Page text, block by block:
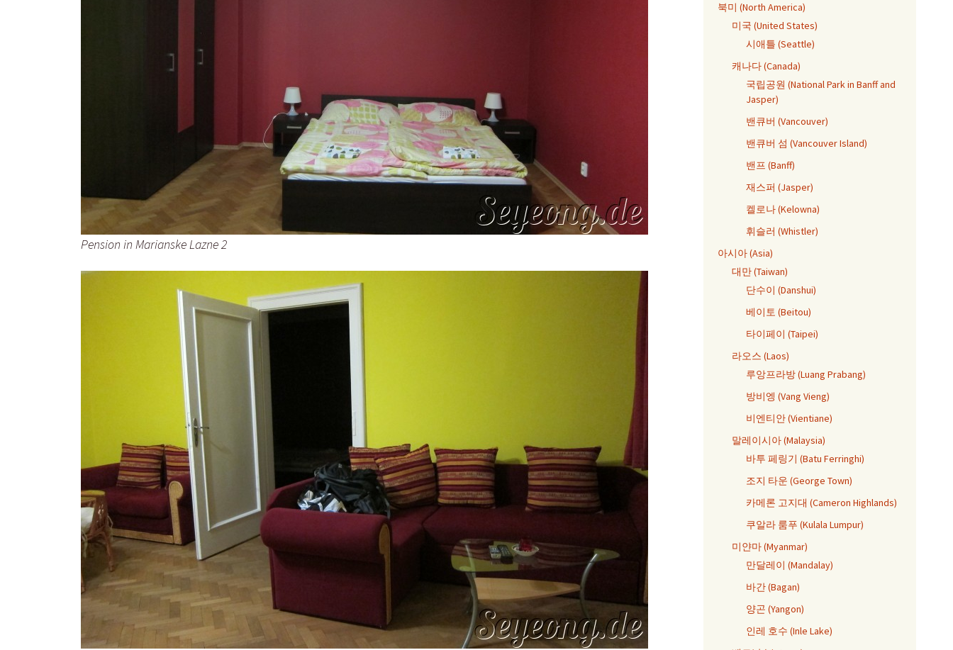
Pension in Marianske Lazne 2
북미 (North America)
미국 (United States)
시애틀 (Seattle)
캐나다 (Canada)
국립공원 (National Park in Banff and
Jasper)
밴큐버 (Vancouver)
밴큐버 섬 (Vancouver Island)
밴프 (Banff)
재스퍼 (Jasper)
켈로나 (Kelowna)
휘슬러 (Whistler)
아시아 (Asia)
대만 (Taiwan)
단수이 (Danshui)
베이토 (Beitou)
타이페이 (Taipei)
라오스 (Laos)
루앙프라방 (Luang Prabang)
방비엥 (Vang Vieng)
비엔티안 (Vientiane)
말레이시아 (Malaysia)
바투 페링기 (Batu Ferringhi)
조지 타운 (George Town)
카메론 고지대 (Cameron Highlands)
쿠알라 룸푸 (Kulala Lumpur)
미얀마 (Myanmar)
만달레이 (Mandalay)
바간 (Bagan)
양곤 (Yangon)
인레 호수 (Inle Lake)